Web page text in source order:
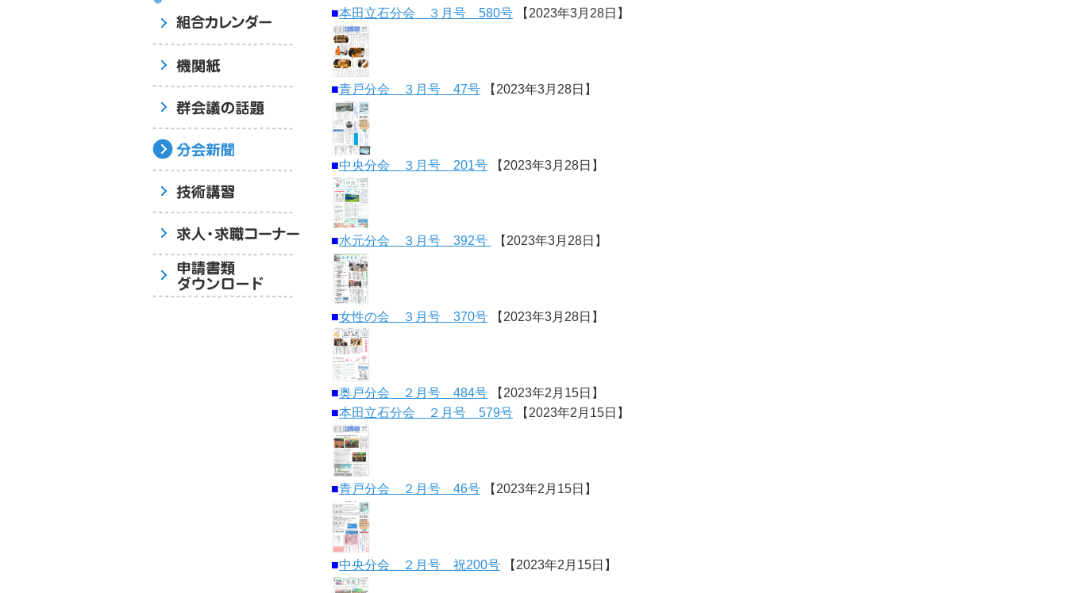
■本田立石分会 ３月号 580号 【2023年3月28日】
■青戸分会 ３月号 47号 【2023年3月28日】
■中央分会 ３月号 201号 【2023年3月28日】
■水元分会 ３月号 392号 【2023年3月28日】
■女性の会 ３月号 370号 【2023年3月28日】
■奥戸分会 ２月号 484号 【2023年2月15日】
■本田立石分会 ２月号 579号 【2023年2月15日】
■青戸分会 ２月号 46号 【2023年2月15日】
■中央分会 ２月号 祝200号 【2023年2月15日】